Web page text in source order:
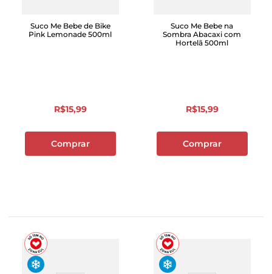
Suco Me Bebe de Bike
Pink Lemonade 500ml
R$15,99
Comprar
Suco Me Bebe na
Sombra Abacaxi com
Hortelã 500ml
R$15,99
Comprar